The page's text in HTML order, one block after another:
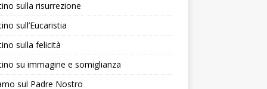
sulla risurrezione
sull’Eucaristia
sulla felicità
su immagine e somiglianza
sul Padre Nostro